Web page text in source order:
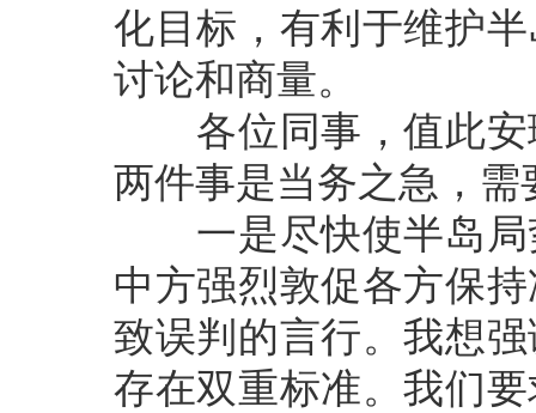
化目标，有利于维护
讨论和商量。
各位同事，值此安
两件事是当务之急，
一是尽快使半岛局
中方强烈敦促各方保
致误判的言行。我想
存在双重标准。我们